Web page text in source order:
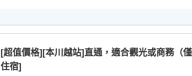
[超值價格][本川越站]直通，適合觀光或商務（
住宿]